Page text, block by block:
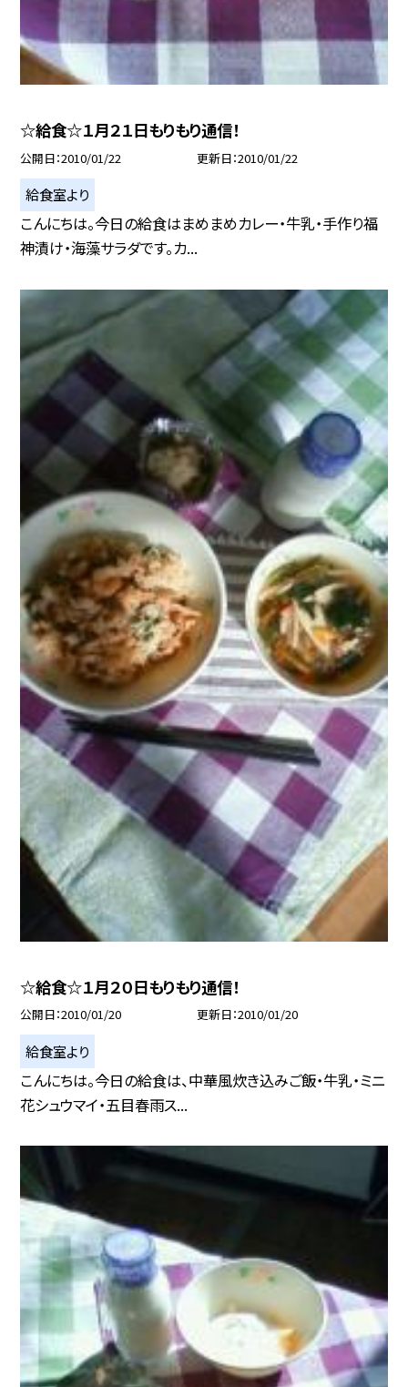
☆給食☆１月２１日もりもり通信！
公開日 2010/01/22 更新日 2010/01/22
給食室より
こんにちは。今日の給食はまめまめカレー・牛乳・手作り福
神漬け・海藻サラダです。カ...
☆給食☆１月２０日もりもり通信！
公開日 2010/01/20 更新日 2010/01/20
給食室より
こんにちは。今日の給食は、中華風炊き込みご飯・牛乳・ミニ
花シュウマイ・五目春雨ス...